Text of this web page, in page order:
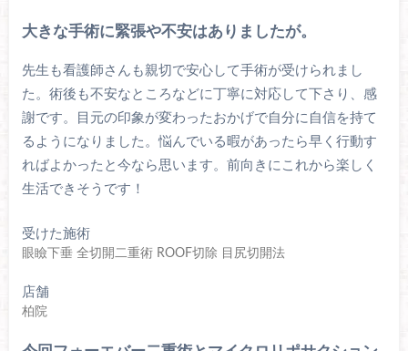
大きな手術に緊張や不安はありましたが。
先生も看護師さんも親切で安心して手術が受けられまし
た。術後も不安なところなどに丁寧に対応して下さり、感
謝です。目元の印象が変わったおかげで自分に自信を持て
るようになりました。悩んでいる暇があったら早く行動す
ればよかったと今なら思います。前向きにこれから楽しく
生活できそうです！
受けた施術
眼瞼下垂 全切開二重術 ROOF切除 目尻切開法
店舗
柏院